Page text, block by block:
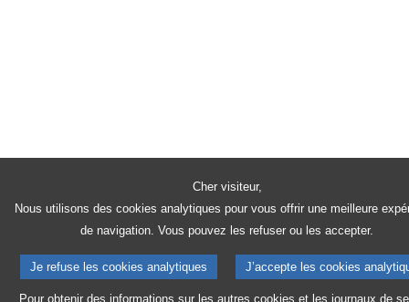
Cher visiteur,
Nous utilisons des cookies analytiques pour vous offrir une meilleure
de navigation. Vous pouvez les refuser ou les accepter.
Je refuse les cookies analytiques J’accepte les cookies
Pour obtenir des informations sur les autres cookies et les journaux de